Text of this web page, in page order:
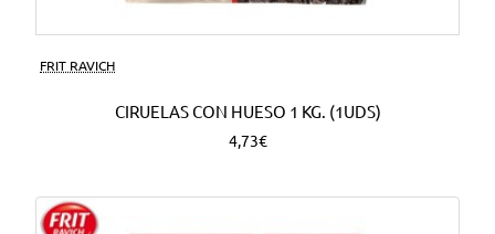
FRIT RAVICH
CIRUELAS CON HUESO 1 KG. (1UDS)
4,73€